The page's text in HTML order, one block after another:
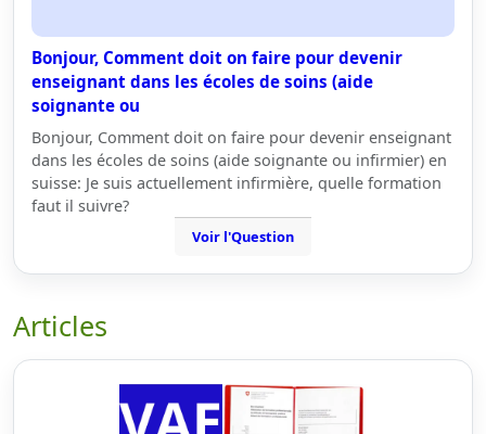
Bonjour, Comment doit on faire pour devenir
enseignant dans les écoles de soins (aide
soignante ou
Bonjour, Comment doit on faire pour devenir enseignant
dans les écoles de soins (aide soignante ou infirmier) en
suisse: Je suis actuellement infirmière, quelle formation
faut il suivre?
Voir l'Question
Articles